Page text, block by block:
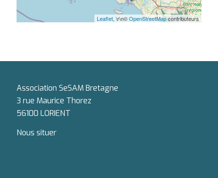
Leaflet, \r\n©OpenStreetMapcontributeurs
Association SeSAM Bretagne
3 rue Maurice Thorez
56100 LORIENT
Nous situer